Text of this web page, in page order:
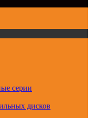
серии
дисков